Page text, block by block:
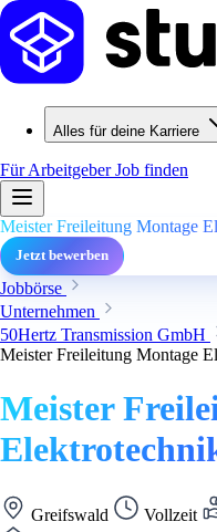
Alles für deine Karriere
Für ArbeitgeberJob finden
Meister Freileitung Montage
Jetzt bewerben
Jobbörse
Unternehmen
50Hertz Transmission GmbH
Meister Freileitung Montage
Meister
Greifswald Vollzeit